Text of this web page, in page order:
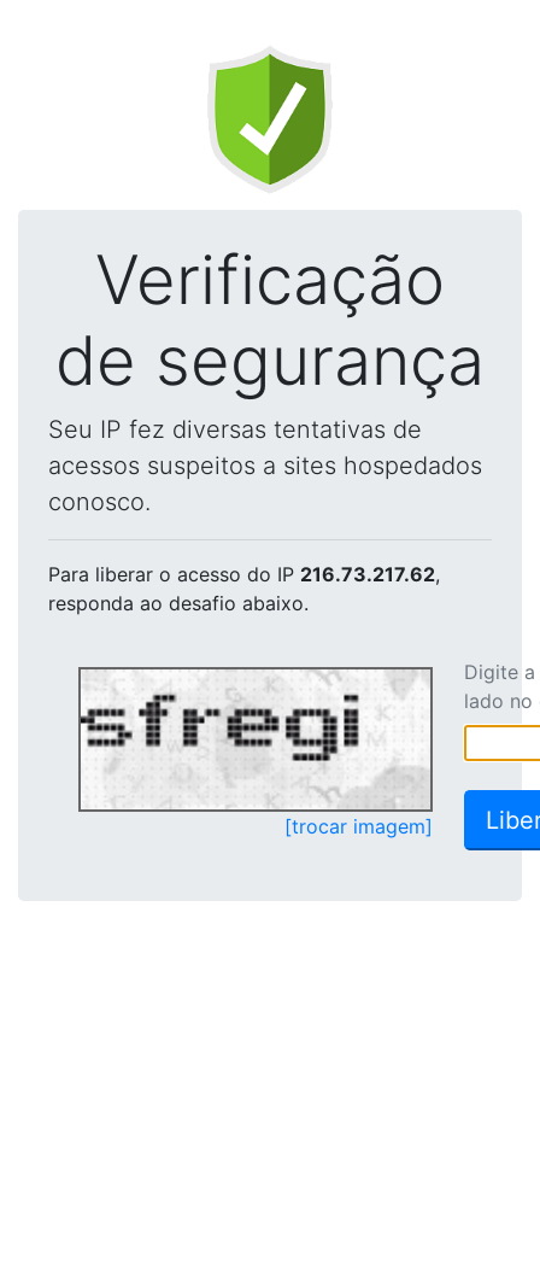
Verificação
de segurança
Seu IP fez diversas tentativas de
acessos suspeitos a sites hospedados
conosco.
Para liberar o acesso do IP 216.73.217.62,
responda ao desafio abaixo.
[trocar imagem]
Digite
lado no